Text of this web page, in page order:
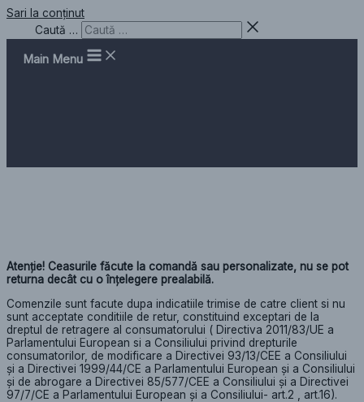
Sari la conținut
Caută …
Main Menu
Atenție! Ceasurile făcute la comandă sau personalizate, nu se pot
returna decât cu o înțelegere prealabilă.
Comenzile sunt facute dupa indicatiile trimise de catre client si nu
sunt acceptate conditiile de retur, constituind exceptari de la
dreptul de retragere al consumatorului ( Directiva 2011/83/UE a
Parlamentului European si a Consiliului privind drepturile
consumatorilor, de modificare a Directivei 93/13/CEE a Consiliului
și a Directivei 1999/44/CE a Parlamentului European și a Consiliului
și de abrogare a Directivei 85/577/CEE a Consiliului și a Directivei
97/7/CE a Parlamentului European și a Consiliului- art.2 , art.16).